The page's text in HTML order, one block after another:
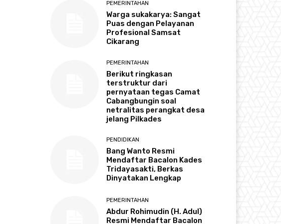
PEMERINTAHAN
Warga sukakarya: Sangat
Puas dengan Pelayanan
Profesional Samsat
Cikarang
PEMERINTAHAN
Berikut ringkasan
terstruktur dari
pernyataan tegas Camat
Cabangbungin soal
netralitas perangkat desa
jelang Pilkades
PENDIDIKAN
Bang Wanto Resmi
Mendaftar Bacalon Kades
Tridayasakti, Berkas
Dinyatakan Lengkap
PEMERINTAHAN
Abdur Rohimudin (H. Adul)
Resmi Mendaftar Bacalon